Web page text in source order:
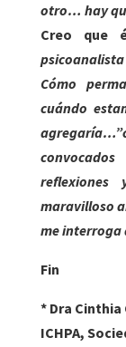
otro… hay
Creo que
Cómo
cuándo
maravilloso
me interroga
Fin
* Dra Cinthia
ICHPA,